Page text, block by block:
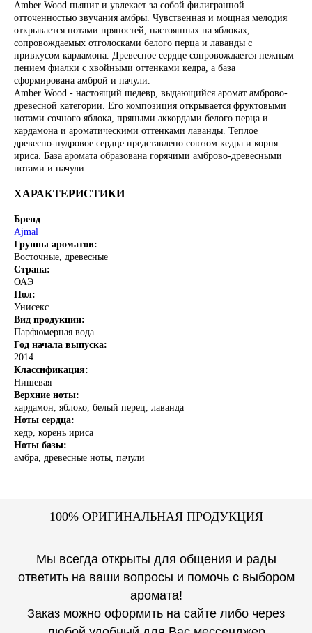
Amber Wood пьянит и увлекает за собой филигранной
отточенностью звучания амбры. Чувственная и мощная мелодия
открывается нотами пряностей, настоянных на яблоках,
сопровождаемых отголосками белого перца и лаванды с
привкусом кардамона. Древесное сердце сопровождается нежным
пением фиалки с хвойными оттенками кедра, а база
сформирована амброй и пачули.
Amber Wood - настоящий шедевр, выдающийся аромат амброво-
древесной категории. Его композиция открывается фруктовыми
нотами сочного яблока, пряными аккордами белого перца и
кардамона и ароматическими оттенками лаванды. Теплое
древесно-пудровое сердце представлено союзом кедра и корня
ириса. База аромата образована горячими амброво-древесными
нотами и пачули.
ХАРАКТЕРИСТИКИ
Бренд:
Ajmal
Группы ароматов:
Восточные, древесные
Страна:
ОАЭ
Пол:
Унисекс
Вид продукции:
Парфюмерная вода
Год начала выпуска:
2014
Классификация:
Нишевая
Верхние ноты:
кардамон, яблоко, белый перец, лаванда
Ноты сердца:
кедр, корень ириса
Ноты базы:
амбра, древесные ноты, пачули
100% ОРИГИНАЛЬНАЯ ПРОДУКЦИЯ
Мы всегда открыты для общения и рады
ответить на ваши вопросы и помочь с выбором
аромата!
Заказ можно оформить на сайте либо через